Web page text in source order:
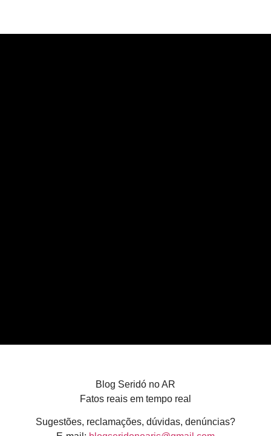
Blog Seridó no AR
Fatos reais em tempo real
Sugestões, reclamações, dúvidas, denúncias?